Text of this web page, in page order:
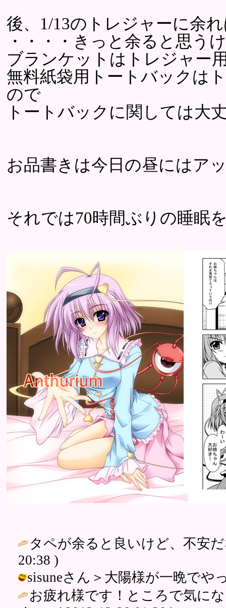
後、1/13のトレジャーに余
・・・・きっと余ると思う
ブランケットはトレジャー
無料紙袋用トートバックは
ので
トートバックに関しては大
お品書きは今日の昼にはア
それでは70時間ぶりの睡眠
タペが余ると良いけど、不安
20:38 )
sisuneさん＞大陽様が一晩でや
お疲れ様です！ところで気に